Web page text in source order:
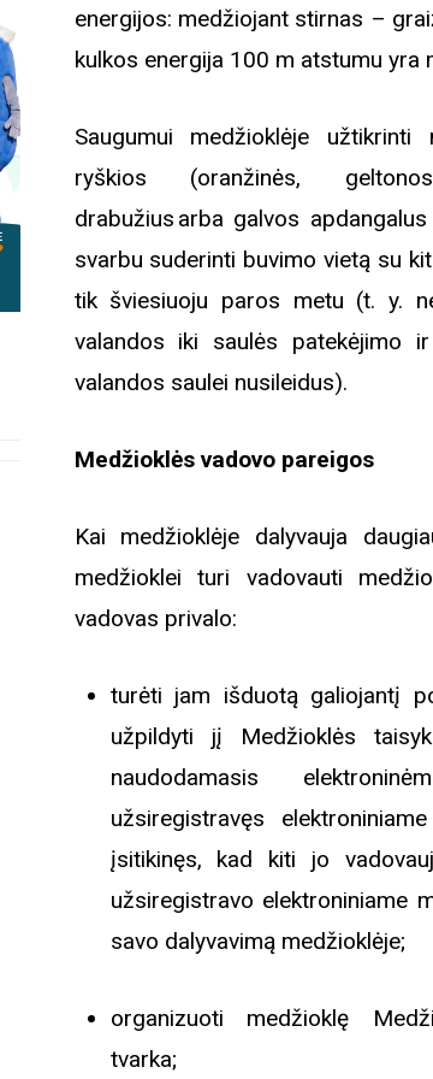
Viešpatie“. Legendinio
spektaklio kelionė“
energijos: medžiojant stirnas –
kulkos energija 100 m atstumu yra
Saugumui medžioklėje
ryškios (oranžinės,
drabužius arba galvos
svarbu suderinti buvimo vietą su
tik šviesiuoju paros metu (t. y.
valandos iki saulės patekėjimo
valandos saulei nusileidus).
Medžioklės vadovo pareigos
Kai medžioklėje dalyvauja
medžioklei turi vadovauti
vadovas privalo:
turėti jam išduotą galiojantį
užpildyti jį Medžioklės
naudodamasis
užsiregistravęs
įsitikinęs, kad kiti jo
užsiregistravo elektroniniame
savo dalyvavimą medžioklėje;
organizuoti medžioklę
tvarka;